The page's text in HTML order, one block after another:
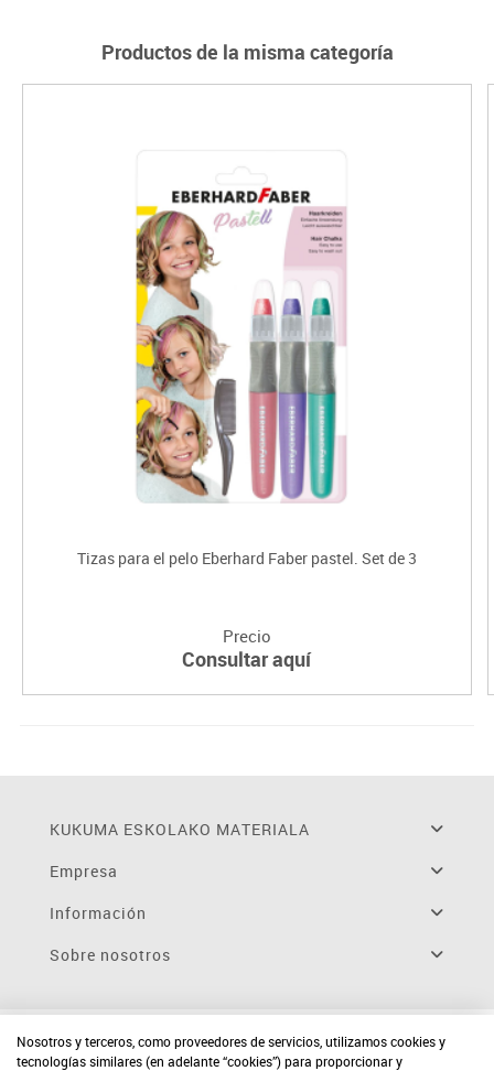
Productos de la misma categoría
Tizas para el pelo Eberhard Faber pastel. Set de 3
Precio
Consultar aquí
KUKUMA ESKOLAKO MATERIALA
Empresa
Información
Sobre nosotros
Nosotros y terceros, como proveedores de servicios, utilizamos cookies y
tecnologías similares (en adelante “cookies”) para proporcionar y